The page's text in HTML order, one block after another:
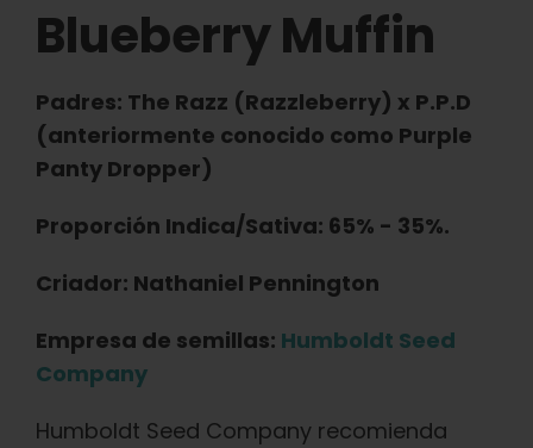
Blueberry Muffin
Padres: The Razz (Razzleberry) x P.P.D
(anteriormente conocido como Purple
Panty Dropper)
Proporción Indica/Sativa: 65% - 35%.
Criador: Nathaniel Pennington
Empresa de semillas: Humboldt Seed
Company
Humboldt Seed Company recomienda